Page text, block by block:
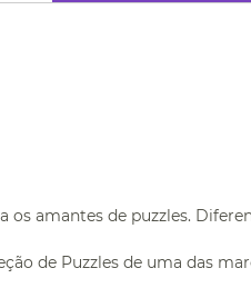
os amantes de puzzles.
de Puzzles de uma das